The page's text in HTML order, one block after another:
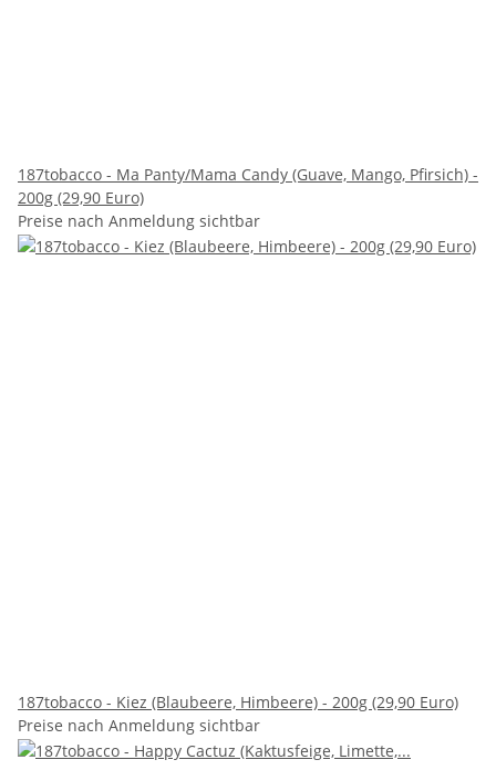
187tobacco - Ma Panty/Mama Candy (Guave, Mango, Pfirsich) -
200g (29,90 Euro)
Preise nach Anmeldung sichtbar
187tobacco - Kiez (Blaubeere, Himbeere) - 200g (29,90 Euro)
Preise nach Anmeldung sichtbar